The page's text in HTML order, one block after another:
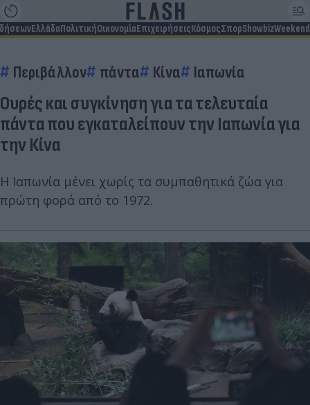
ΕλλάδαΠολιτικήΟικονομίαΕπιχειρήσειςΚόσμοςΣπορShowbizWeekend
Περιβάλλον πάντα Κίνα Ιαπωνία
Ουρές και συγκίνηση για τα τελευταία
πάντα που εγκαταλείπουν την Ιαπωνία για
την Κίνα
Η Ιαπωνία μένει χωρίς τα συμπαθητικά ζώα για
πρώτη φορά από το 1972.